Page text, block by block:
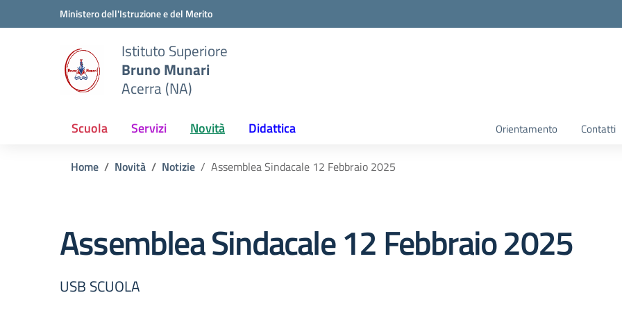
Vai ai contenuti
Vai al menu di navigazioneMinistero dell'Istruzione e del Merito
Istituto Superiore
Bruno Munari
Acerra (NA)
Scuola Servizi Novità Didattica Orientamento Contatti
Home Novità Notizie Assemblea Sindacale 12 Febbraio 2025
Assemblea Sindacale 12 Febbraio 2025
USB SCUOLA